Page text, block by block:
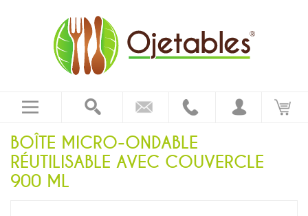
BOÎTE MICRO-ONDABLE
RÉUTILISABLE AVEC COUVERCLE
900 ML